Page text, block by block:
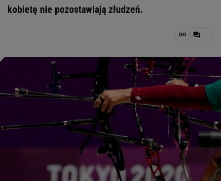
kobietę nie pozostawiają złudzeń.